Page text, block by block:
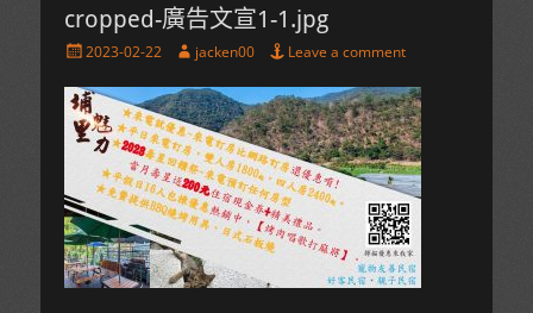
cropped-廣告文宣1-1.jpg
Posted2023-02-22 Authorjacken00 Leave a comment